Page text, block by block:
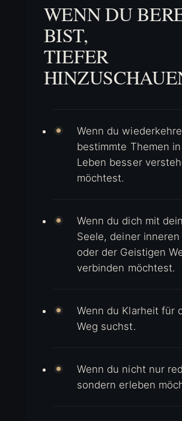
WENN DU
BIST,
TIEFER
Wenn du
bestimmte Themen
Leben besser
möchtest.
Wenn du dich mit
Seele, deiner inneren
oder der Geistigen
verbinden möchtest.
Wenn du Klarheit für
Weg suchst.
Wenn du nicht nur
sondern erleben